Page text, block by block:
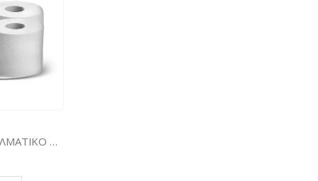
ΧΑΡΤΙ ΥΓΕΙΑΣ SERVIN ΕΠΑΓΓΕΛΜΑΤΙΚΟ CENTER PULL 550GR 6TEM ΜΕ ΑΠΟΣΠ. ΜΑΔΡΕΝ